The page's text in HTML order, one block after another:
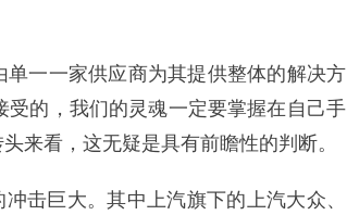
一一家供应商为其提供整体的解决方
的，我们的灵魂一定要掌握在自己手
来看，这无疑是具有前瞻性的判断。
击巨大。其中上汽旗下的上汽大众、